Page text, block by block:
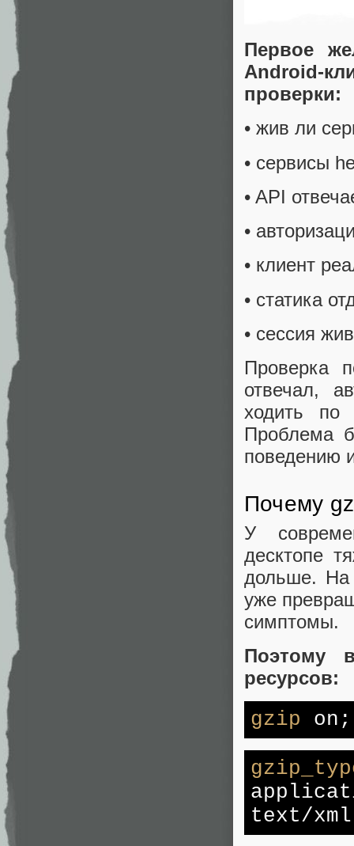
Первое
Android-
проверки:
• жив ли
• сервисы
• API
•
• клиент
• статика
• сессия
Проверка
отвечал,
ходить по
Проблема
поведению
Почему
У
десктопе
дольше. На
уже
симптомы.
Поэтому
ресурсов:
gzip on ;
text/